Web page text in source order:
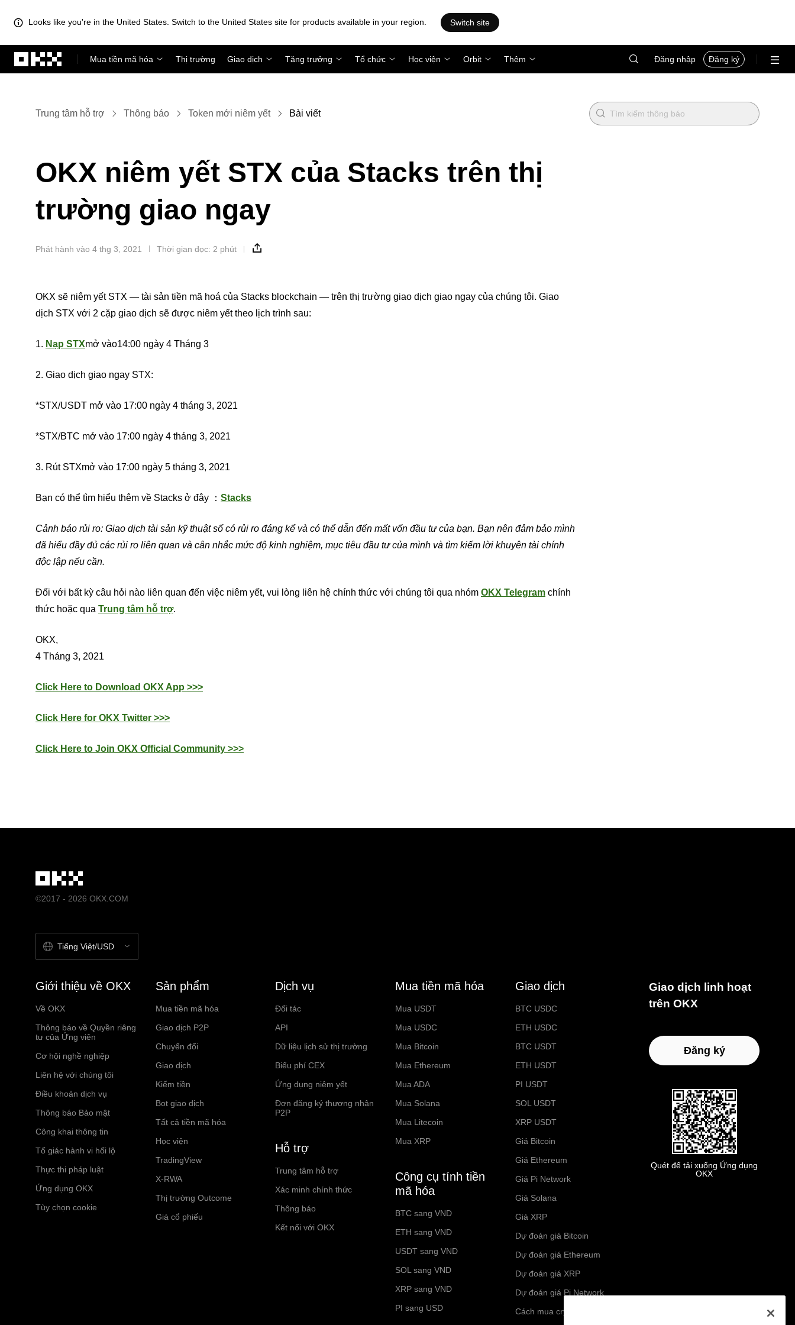
Looks like you're in the United States. Switch to the United States site for products available in your region. Switch site
Mua tiền mã hóa
Thị trường Giao dịch Tăng trưởng Tổ chức Học viện Orbit Thêm Đăng nhập Đăng ký
Trung tâm hỗ trợ Thông báo Token mới niêm yết Bài viết
OKX niêm yết STX của Stacks trên thị
trường giao ngay
Phát hành vào 4 thg 3, 2021 Thời gian đọc: 2 phút
OKX sẽ niêm yết STX — tài sản tiền mã hoá của Stacks blockchain — trên thị trường giao dịch giao ngay của chúng tôi. Giao
dịch STX với 2 cặp giao dịch sẽ được niêm yết theo lịch trình sau:
1. Nạp STXmở vào14:00 ngày 4 Tháng 3
2. Giao dịch giao ngay STX:
*STX/USDT mở vào 17:00 ngày 4 tháng 3, 2021
*STX/BTC mở vào 17:00 ngày 4 tháng 3, 2021
3. Rút STXmở vào 17:00 ngày 5 tháng 3, 2021
Bạn có thể tìm hiểu thêm về Stacks ở đây ： Stacks
Cảnh báo rủi ro: Giao dịch tài sản kỹ thuật số có rủi ro đáng kể và có thể dẫn đến mất vốn đầu tư của bạn. Bạn nên đảm bảo mình
đã hiểu đầy đủ các rủi ro liên quan và cân nhắc mức độ kinh nghiệm, mục tiêu đầu tư của mình và tìm kiếm lời khuyên tài chính
độc lập nếu cần.
Đối với bất kỳ câu hỏi nào liên quan đến việc niêm yết, vui lòng liên hệ chính thức với chúng tôi qua nhóm OKX Telegram chính
thức hoặc qua Trung tâm hỗ trợ.
OKX,
4 Tháng 3, 2021
Click Here to Download OKX App >>>
Click Here for OKX Twitter >>>
Click Here to Join OKX Official Community >>>
©2017 - 2026 OKX.COM
Tiếng Việt/USD
Giới thiệu về OKX
Về OKX
Thông báo về Quyền riêng
tư của Ứng viên
Cơ hội nghề nghiệp
Liên hệ với chúng tôi
Điều khoản dịch vụ
Thông báo Bảo mật
Công khai thông tin
Tố giác hành vi hối lộ
Thực thi pháp luật
Ứng dụng OKX
Tùy chọn cookie
Sản phẩm
Mua tiền mã hóa
Giao dịch P2P
Chuyển đổi
Giao dịch
Kiếm tiền
Bot giao dịch
Tất cả tiền mã hóa
Học viện
TradingView
X-RWA
Thị trường Outcome
Giá cổ phiếu
Dịch vụ
Đối tác
API
Dữ liệu lịch sử thị trường
Biểu phí CEX
Ứng dụng niêm yết
Đơn đăng ký thương nhân
P2P
Hỗ trợ
Trung tâm hỗ trợ
Xác minh chính thức
Thông báo
Kết nối với OKX
Mua tiền mã hóa
Mua USDT
Mua USDC
Mua Bitcoin
Mua Ethereum
Mua ADA
Mua Solana
Mua Litecoin
Mua XRP
Công cụ tính tiền
mã hóa
BTC sang VND
ETH sang VND
USDT sang VND
SOL sang VND
XRP sang VND
PI sang USD
Giao dịch
BTC USDC
ETH USDC
BTC USDT
ETH USDT
PI USDT
SOL USDT
XRP USDT
Giá Bitcoin
Giá Ethereum
Giá Pi Network
Giá Solana
Giá XRP
Dự đoán giá Bitcoin
Dự đoán giá Ethereum
Dự đoán giá XRP
Dự đoán giá Pi Network
Cách mua crypto
Giao dịch linh hoạt
trên OKX
Đăng ký
Quét để tải xuống Ứng dụng
OKX